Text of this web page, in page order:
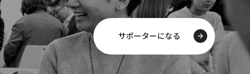
サポーターになる